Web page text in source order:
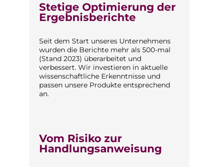
Stetige Optimierung der
Ergebnisberichte
Seit dem Start unseres Unternehmens
wurden die Berichte mehr als 500-mal
(Stand 2023) überarbeitet und
verbessert. Wir investieren in aktuelle
wissenschaftliche Erkenntnisse und
passen unsere Produkte entsprechend
an.
Vom Risiko zur
Handlungsanweisung